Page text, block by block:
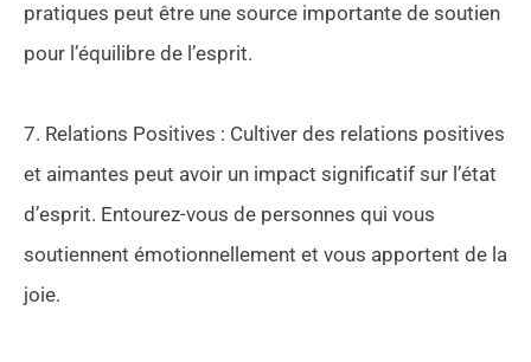
pratiques peut être une source importante de soutien
pour l’équilibre de l’esprit.
7. Relations Positives : Cultiver des relations positives
et aimantes peut avoir un impact significatif sur l’état
d’esprit. Entourez-vous de personnes qui vous
soutiennent émotionnellement et vous apportent de la
joie.